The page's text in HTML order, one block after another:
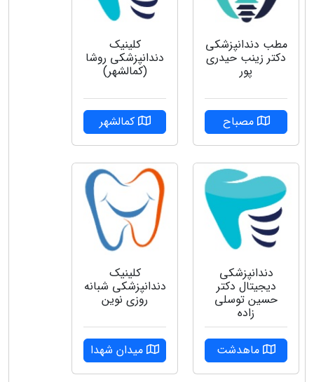
مطب دندانپزشکی
دکتر زینب حیدری
پور
مصباح
کلینیک
دندانپزشکی روشا
(کمالشهر)
کمالشهر
دندانپزشکی
دیجیتال دکتر
حسین توسلی
زاده
ماهدشت
کلینیک
دندانپزشکی شبانه
روزی نوین
میدان شهدا